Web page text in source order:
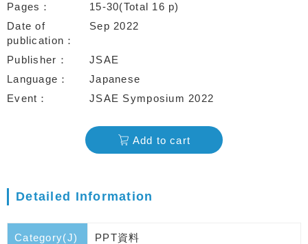
Pages
15-30(Total 16 p)
Date of
publication
Sep 2022
Publisher
JSAE
Language
Japanese
Event
JSAE Symposium 2022
Add to cart
Detailed Information
Category(J) PPT資料